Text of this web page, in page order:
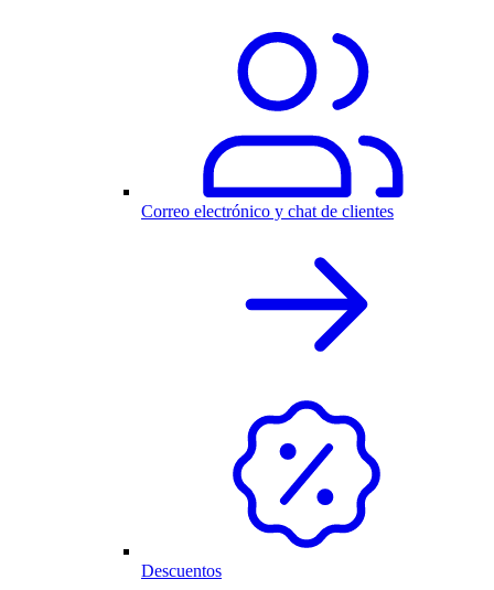
Correo electrónico y chat de clientes
Descuentos